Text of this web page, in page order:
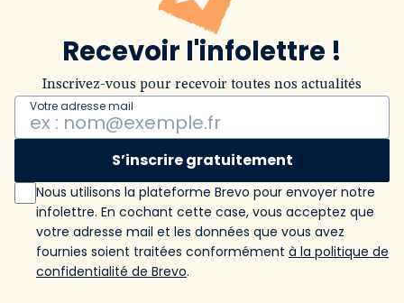
Recevoir l'infolettre !
Inscrivez-vous pour recevoir toutes nos actualités
Votre adresse mail
S’inscrire gratuitement
Nous utilisons la plateforme Brevo pour envoyer notre
infolettre. En cochant cette case, vous acceptez que
votre adresse mail et les données que vous avez
fournies soient traitées conformément à la politique de
confidentialité de Brevo.